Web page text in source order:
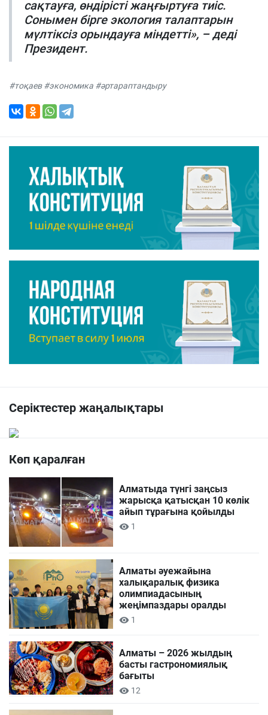
сақтауға, өндірісті жаңғыртуға тиіс.
Сонымен бірге экология талаптарын
мүлтіксіз орындауға міндетті», – деді
Президент.
#тоқаев #экономика #әртараптандыру
Серіктестер жаңалықтары
Көп қаралған
Алматыда түнгі заңсыз
жарысқа қатысқан 10 көлік
айып тұрағына қойылды
1
Алматы әуежайына
халықаралық физика
олимпиадасының
жеңімпаздары оралды
1
Алматы – 2026 жылдың
басты гастрономиялық
бағыты
12